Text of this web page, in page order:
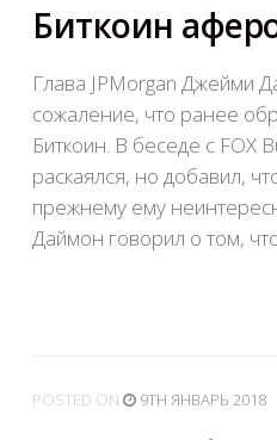
Биткоин
Глава JPMorgan Джейми
сожаление, что ранее
Биткоин. В беседе с FOX
раскаялся, но добавил,
прежнему ему
Даймон говорил о том,
POSTED ON 9TH ЯНВАРЬ 2018